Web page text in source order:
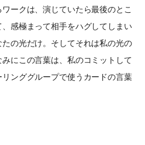
ークは、演じていたら最後のとこ
感極まって相手をハグしてしまい
の光だけ。そしてそれは私の光の
にこの言葉は、私のコミットして
ンググループで使うカードの言葉